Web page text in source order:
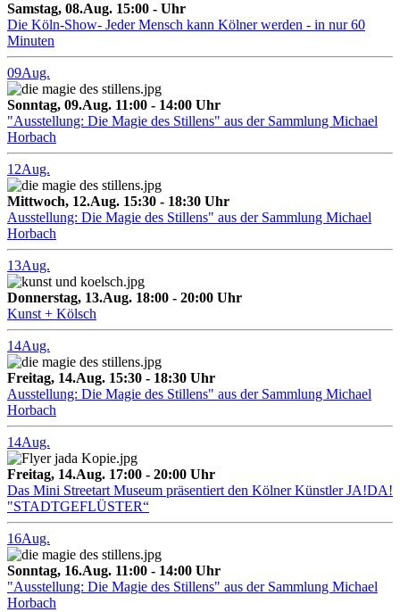
Samstag, 08.Aug. 15:00 - Uhr
Die Köln-Show- Jeder Mensch kann Kölner werden - in nur 60
Minuten
09Aug.
Sonntag, 09.Aug. 11:00 - 14:00 Uhr
"Ausstellung: Die Magie des Stillens" aus der Sammlung Michael
Horbach
12Aug.
Mittwoch, 12.Aug. 15:30 - 18:30 Uhr
Ausstellung: Die Magie des Stillens" aus der Sammlung Michael
Horbach
13Aug.
Donnerstag, 13.Aug. 18:00 - 20:00 Uhr
Kunst + Kölsch
14Aug.
Freitag, 14.Aug. 15:30 - 18:30 Uhr
Ausstellung: Die Magie des Stillens" aus der Sammlung Michael
Horbach
14Aug.
Freitag, 14.Aug. 17:00 - 20:00 Uhr
Das Mini Streetart Museum präsentiert den Kölner Künstler JA!DA!
"STADTGEFLÜSTER“
16Aug.
Sonntag, 16.Aug. 11:00 - 14:00 Uhr
"Ausstellung: Die Magie des Stillens" aus der Sammlung Michael
Horbach